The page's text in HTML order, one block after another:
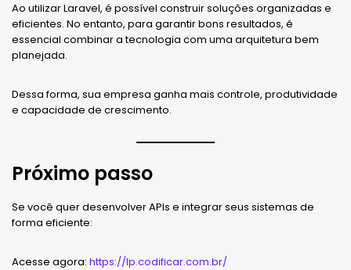
Ao utilizar Laravel, é possível construir soluções organizadas e
eficientes. No entanto, para garantir bons resultados, é
essencial combinar a tecnologia com uma arquitetura bem
planejada.
Dessa forma, sua empresa ganha mais controle, produtividade
e capacidade de crescimento.
Próximo passo
Se você quer desenvolver APIs e integrar seus sistemas de
forma eficiente:
Acesse agora: https://lp.codificar.com.br/